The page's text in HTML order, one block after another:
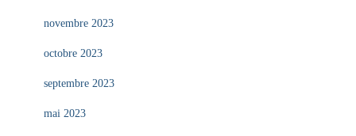
novembre 2023
octobre 2023
septembre 2023
mai 2023